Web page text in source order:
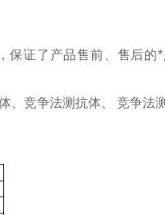
保证了产品售前、售后的
、竞争法测抗体、 竞争法